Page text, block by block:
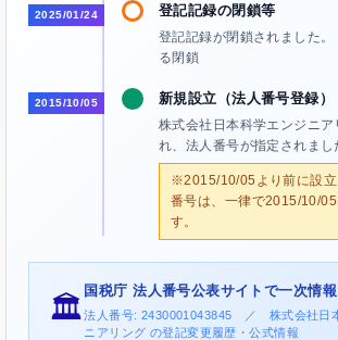
2025/01/24 登記記録の閉鎖等
登記記録が閉鎖されました
る閉鎖
2015/10/05 新規設立（法人番号登録）
株式会社日本科学エンジニア
れ、法人番号が指定されまし
※2015/10/05より前に設立
番号は、一律で2015/10/05
す。
🏛️
国税庁 法人番号公表サイトで一次情
法人番号: 2430001043845 ／ 株式会社日
ニアリング の登記変更履歴・公式情報